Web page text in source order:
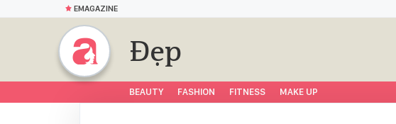
EMAGAZINE
Đẹp
BEAUTY FASHION FITNESS MAKE UP